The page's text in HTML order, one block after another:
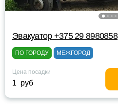
Эвакуатор +375 29 8980858
ПО ГОРОДУ МЕЖГОРОД
Цена посадки
1 руб